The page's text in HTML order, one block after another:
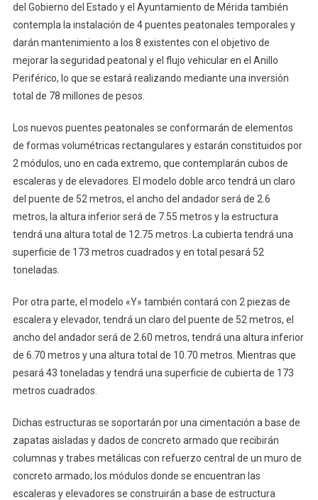
del Gobierno del Estado y el Ayuntamiento de Mérida también
contempla la instalación de 4 puentes peatonales temporales y
darán mantenimiento a los 8 existentes con el objetivo de
mejorar la seguridad peatonal y el flujo vehicular en el Anillo
Periférico, lo que se estará realizando mediante una inversión
total de 78 millones de pesos.
Los nuevos puentes peatonales se conformarán de elementos
de formas volumétricas rectangulares y estarán constituidos por
2 módulos, uno en cada extremo, que contemplarán cubos de
escaleras y de elevadores. El modelo doble arco tendrá un claro
del puente de 52 metros, el ancho del andador será de 2.6
metros, la altura inferior será de 7.55 metros y la estructura
tendrá una altura total de 12.75 metros. La cubierta tendrá una
superficie de 173 metros cuadrados y en total pesará 52
toneladas.
Por otra parte, el modelo «Y» también contará con 2 piezas de
escalera y elevador, tendrá un claro del puente de 52 metros, el
ancho del andador será de 2.60 metros, tendrá una altura inferior
de 6.70 metros y una altura total de 10.70 metros. Mientras que
pesará 43 toneladas y tendrá una superficie de cubierta de 173
metros cuadrados.
Dichas estructuras se soportarán por una cimentación a base de
zapatas aisladas y dados de concreto armado que recibirán
columnas y trabes metálicas con refuerzo central de un muro de
concreto armado; los módulos donde se encuentran las
escaleras y elevadores se construirán a base de estructura